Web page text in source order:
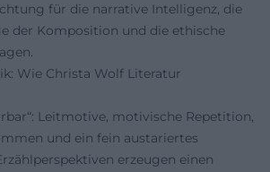
für die narrative Intelligenz, die
der Komposition und die ethische
Wie Christa Wolf Literatur
Leitmotive, motivische Repetition,
und ein fein austariertes
erzeugen einen